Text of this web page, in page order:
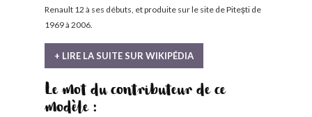
Renault 12 à ses débuts, et produite sur le site de Pitești de
1969 à 2006.
+ LIRE LA SUITE SUR WIKIPÉDIA
Le mot du contributeur de ce
modèle :